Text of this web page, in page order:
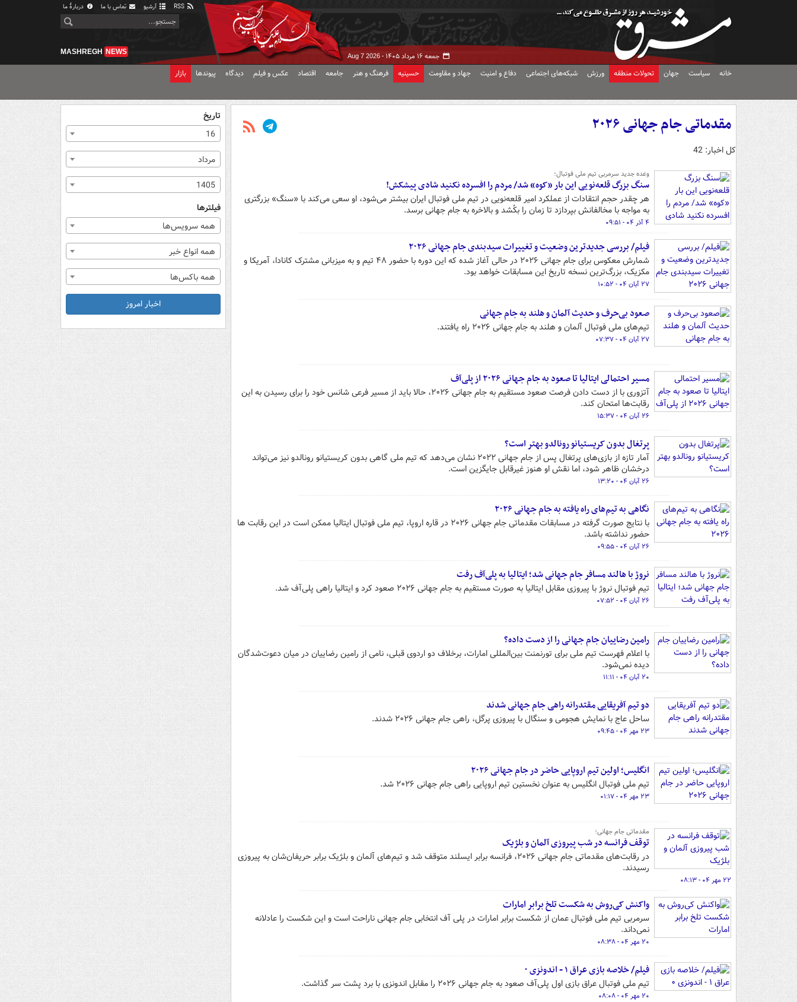
آرشیو تماس با ما دربارهٔ ما
جمعه ۱۶ مرداد ۱۴۰۵ - Aug 7 2026
MASHREGH NEWS
خانه سیاست جهان تحولات منطقه ورزش شبکه‌های اجتماعی دفاع و امنیت جهاد و مقاومت حسینیه فرهنگ و هنر جامعه اقتصاد عکس و فیلم دیدگاه پیوندها بازار
مقدماتی جام جهانی ۲۰۲۶
کل اخبار: 42
وعده جدید سرمربی تیم ملی فوتبال؛
سنگ بزرگ قلعه‌نویی این بار «کوه» شد/ مردم را افسرده نکنید شادی پیشکش!
هر چقدر حجم انتقادات از عملکرد امیر قلعه‌نویی در تیم ملی فوتبال ایران بیشتر می‌شود، او سعی می‌کند با «سنگ» بزرگتری
به مواجه با مخالفانش بپردازد تا زمان را بکُشد و بالاخره به جام جهانی برسد.
۴ آذر ۰۴ - ۰۹:۵۱
فیلم/ بررسی جدیدترین وضعیت و تغییرات سیدبندی جام جهانی ۲۰۲۶
شمارش معکوس برای جام جهانی ۲۰۲۶ در حالی آغاز شده که این دوره با حضور ۴۸ تیم و به میزبانی مشترک کانادا، آمریکا و
مکزیک، بزرگ‌ترین نسخه تاریخ این مسابقات خواهد بود.
۲۷ آبان ۰۴ - ۱۰:۵۲
صعود بی‌حرف و حدیث آلمان و هلند به جام جهانی
تیم‌های ملی فوتبال آلمان و هلند به جام جهانی ۲۰۲۶ راه یافتند.
۲۷ آبان ۰۴ - ۰۷:۳۷
مسیر احتمالی ایتالیا تا صعود به جام جهانی ۲۰۲۶ از پلی‌آف
آتزوری با از دست دادن فرصت صعود مستقیم به جام جهانی ۲۰۲۶، حالا باید از مسیر فرعی شانس خود را برای رسیدن به این
رقابت‌ها امتحان کند.
۲۶ آبان ۰۴ - ۱۵:۳۷
پرتغال بدون کریستیانو رونالدو بهتر است؟
آمار تازه از بازی‌های پرتغال پس از جام جهانی ۲۰۲۲ نشان می‌دهد که تیم ملی گاهی بدون کریستیانو رونالدو نیز می‌تواند
درخشان ظاهر شود، اما نقش او هنوز غیرقابل جایگزین است.
۲۶ آبان ۰۴ - ۱۳:۲۰
نگاهی به تیم‌های راه یافته به جام جهانی ۲۰۲۶
با نتایج صورت گرفته در مسابقات مقدماتی جام جهانی ۲۰۲۶ در قاره اروپا، تیم ملی فوتبال ایتالیا ممکن است در این رقابت ها
حضور نداشته باشد.
۲۶ آبان ۰۴ - ۰۹:۵۵
نروژ با هالند مسافر جام جهانی شد؛ ایتالیا به پلی‌آف رفت
تیم فوتبال نروژ با پیروزی مقابل ایتالیا به صورت مستقیم به جام جهانی ۲۰۲۶ صعود کرد و ایتالیا راهی پلی‌آف شد.
۲۶ آبان ۰۴ - ۰۷:۵۲
رامین رضاییان جام جهانی را از دست داده؟
با اعلام فهرست تیم ملی برای تورنمنت بین‌المللی امارات، برخلاف دو اردوی قبلی، نامی از رامین رضاییان در میان دعوت‌شدگان
دیده نمی‌شود.
۲۰ آبان ۰۴ - ۱۱:۱۱
دو تیم آفریقایی مقتدرانه راهی جام جهانی شدند
ساحل عاج با نمایش هجومی و سنگال با پیروزی پرگل، راهی جام جهانی ۲۰۲۶ شدند.
۲۳ مهر ۰۴ - ۰۹:۴۵
انگلیس؛ اولین تیم اروپایی حاضر در جام جهانی ۲۰۲۶
تیم ملی فوتبال انگلیس به عنوان نخستین تیم اروپایی راهی جام جهانی ۲۰۲۶ شد.
۲۳ مهر ۰۴ - ۰۱:۱۷
مقدماتی جام جهانی؛
توقف فرانسه در شب پیروزی آلمان و بلژیک
در رقابت‌های مقدماتی جام جهانی ۲۰۲۶، فرانسه برابر ایسلند متوقف شد و تیم‌های آلمان و بلژیک برابر حریفان‌شان به پیروزی
رسیدند.
۲۲ مهر ۰۴ - ۰۸:۱۳
واکنش کی‌روش به شکست تلخ برابر امارات
سرمربی تیم ملی فوتبال عمان از شکست برابر امارات در پلی آف انتخابی جام جهانی ناراحت است و این شکست را عادلانه
نمی‌داند.
۲۰ مهر ۰۴ - ۰۸:۳۸
فیلم/ خلاصه بازی عراق ۱ - اندونزی ۰
تیم ملی فوتبال عراق بازی اول پلی‌آف صعود به جام جهانی ۲۰۲۶ را مقابل اندونزی با برد پشت سر گذاشت.
۲۰ مهر ۰۴ - ۰۸:۰۸
تاریخ
16
مرداد
1405
فیلترها
همه سرویس‌ها
همه انواع خبر
همه باکس‌ها
اخبار امروز